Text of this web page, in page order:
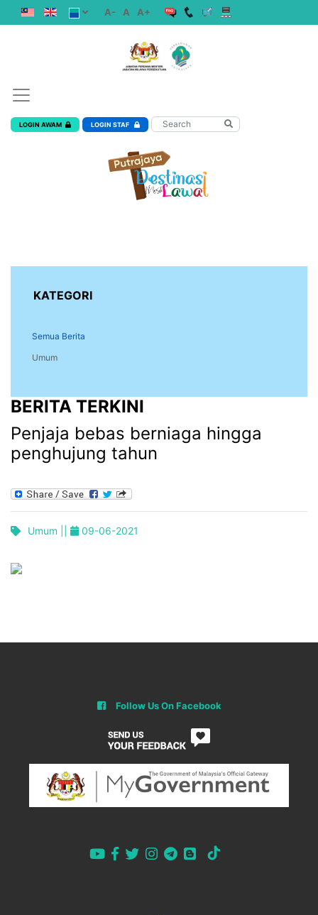
A- A A+
LOGIN AWAM LOGIN STAF
KATEGORI
Semua Berita
Umum
BERITA TERKINI
Penjaja bebas berniaga hingga
penghujung tahun
Umum || 09-06-2021
Follow Us On Facebook